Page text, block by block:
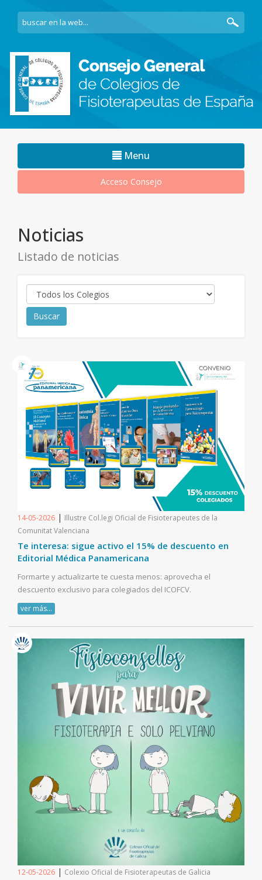
Navegacion
movil
Menu
Acceso Consejo
Noticias
Listado de noticias
14-05-2026 | Illustre Col.legi Oficial de Fisioterapeutes de la
Comunitat Valenciana
Te interesa: sigue activo el 15% de descuento en
Editorial Médica Panamericana
Formarte y actualizarte te cuesta menos: aprovecha el
descuento exclusivo para colegiados del ICOFCV.
ver más...
12-05-2026 | Colexio Oficial de Fisioterapeutas de Galicia